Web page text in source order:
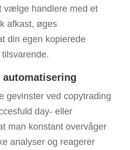
vælge handlere med et
afkast, øges
din egen kopierede
automatisering
gevinster ved copytrading
day- eller
man konstant overvåger
analyser og reagerer